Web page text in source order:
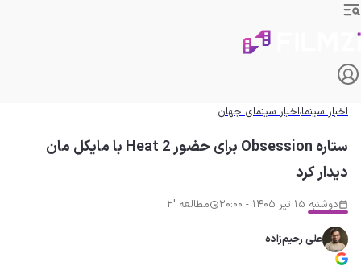
اخبار سینمااخبار سینمای جهان
ستاره Obsession برای حضور Heat 2 با مایکل مان
دیدار کرد
دوشنبه 15 تیر 1405 - 20:00 مطالعه '2
علی رحیم‌زاده